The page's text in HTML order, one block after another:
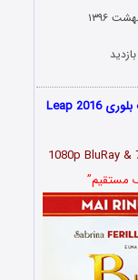
با کیفیت بلوری Leap 2016
مستقیم”